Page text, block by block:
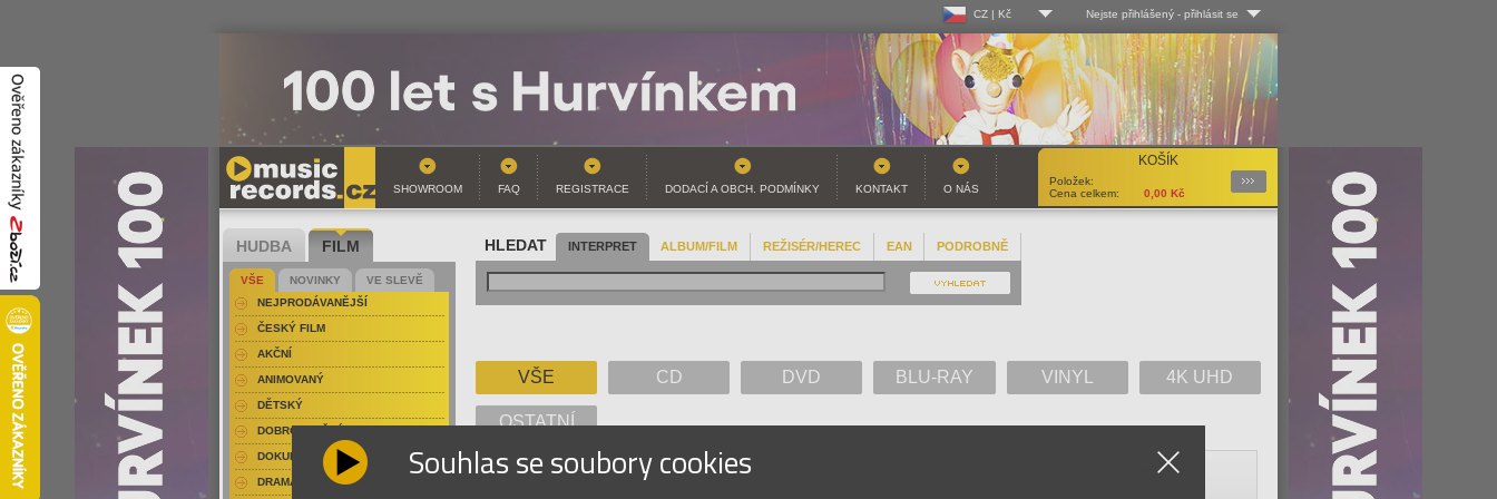
CZ | Kč
CZ | Kč
SK | EUR
Nejste přihlášený - přihlásit se
Log-in
Uživ. jméno:
Heslo:
Registrace
KOŠÍK
Položek:
Cena celkem:
0,00 Kč
Podrobnosti
SHOWROOM
FAQ REGISTRACE DODACÍ A OBCH. PODMÍNKY KONTAKT O NÁS
HLEDAT INTERPRET ALBUM/FILM REŽISÉR/HEREC EAN PODROBNĚ
VŠE CD DVD BLU-RAY VINYL 4K UHD
OSTATNÍ
G
HUDBA FILM
VŠE NOVINKY
VE SLEVĚ
NEJPRODÁVANĚJŠÍ
ČESKÝ FILM
AKČNÍ
ANIMOVANÝ
DĚTSKÝ
DOBRODRUŽNÝ
DOKUMENT-PŘÍRODOPISNÝ
DRAMA Souhlas se soubory cookies Close